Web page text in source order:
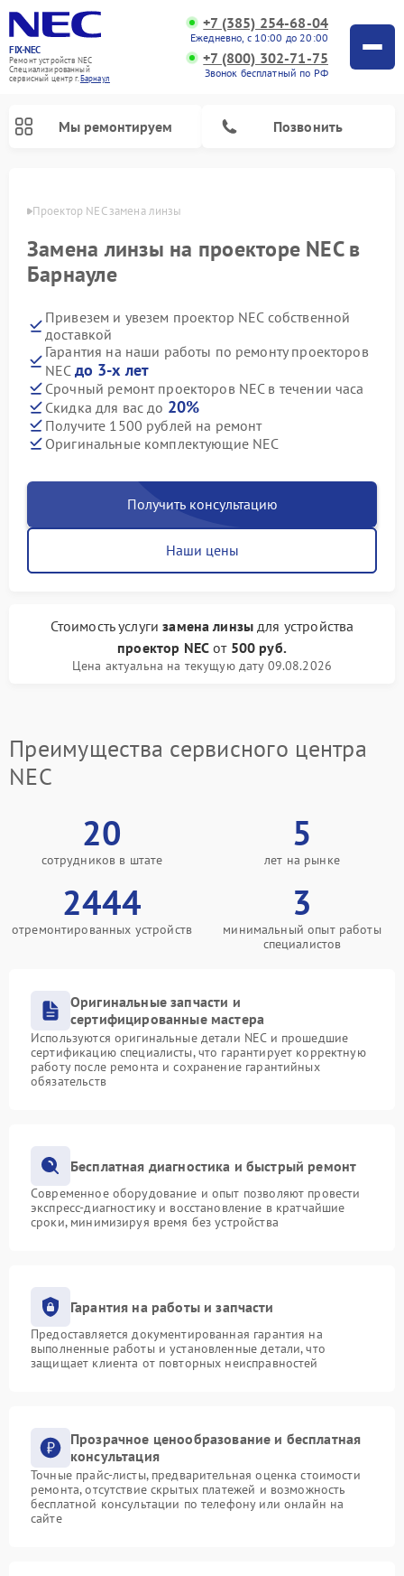
FIX-NEC
Ремонт устройств NEC
Специализированный
cервисный центр г.Барнаул
+7 (385) 254-68-04
Ежедневно, с 10:00 до 20:00
+7 (800) 302-71-75
Звонок бесплатный по РФ
Мы ремонтируем Позвонить
Проектор NEC замена линзы
Замена линзы на проекторе NEC в
Барнауле
Привезем и увезем проектор NEC собственной
доставкой
Гарантия на наши работы по ремонту проекторов
NEC до 3-х лет
Срочный ремонт проекторов NEC в течении часа
Скидка для вас до 20%
Получите 1500 рублей на ремонт
Оригинальные комплектующие NEC
Получить консультацию
Наши цены
Стоимость услугизамена линзы для устройства
проектор NEC от 500 руб.
Цена актуальна на текущую дату 09.08.2026
Преимущества сервисного центра
NEC
20
сотрудников в штате
5
лет на рынке
2444
отремонтированных устройств
3
минимальный опыт работы
специалистов
Оригинальные запчасти и
сертифицированные мастера
Используются оригинальные детали NEC и прошедшие
сертификацию специалисты, что гарантирует корректную
работу после ремонта и сохранение гарантийных
обязательств
Бесплатная диагностика и быстрый ремонт
Современное оборудование и опыт позволяют провести
экспресс-диагностику и восстановление в кратчайшие
сроки, минимизируя время без устройства
Гарантия на работы и запчасти
Предоставляется документированная гарантия на
выполненные работы и установленные детали, что
защищает клиента от повторных неисправностей
Прозрачное ценообразование и бесплатная
консультация
Точные прайс-листы, предварительная оценка стоимости
ремонта, отсутствие скрытых платежей и возможность
бесплатной консультации по телефону или онлайн на
сайте